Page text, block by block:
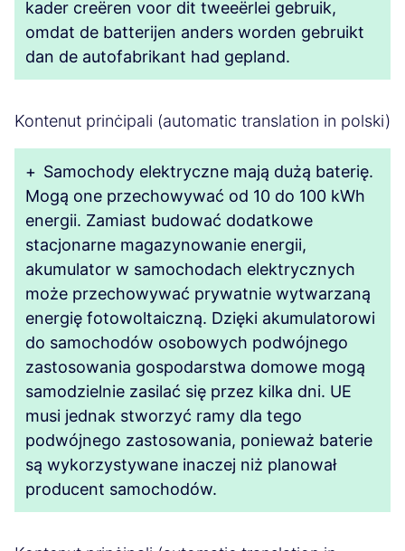
kader creëren voor dit tweeërlei gebruik,
omdat de batterijen anders worden gebruikt
dan de autofabrikant had gepland.
Kontenut prinċipali (automatic translation in polski)
+ Samochody elektryczne mają dużą baterię.
Mogą one przechowywać od 10 do 100 kWh
energii. Zamiast budować dodatkowe
stacjonarne magazynowanie energii,
akumulator w samochodach elektrycznych
może przechowywać prywatnie wytwarzaną
energię fotowoltaiczną. Dzięki akumulatorowi
do samochodów osobowych podwójnego
zastosowania gospodarstwa domowe mogą
samodzielnie zasilać się przez kilka dni. UE
musi jednak stworzyć ramy dla tego
podwójnego zastosowania, ponieważ baterie
są wykorzystywane inaczej niż planował
producent samochodów.